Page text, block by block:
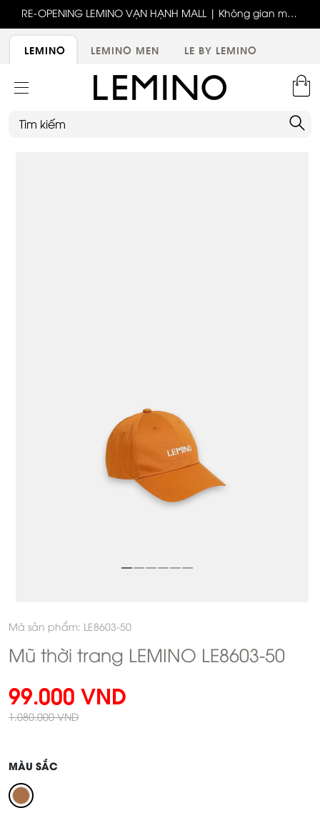
RE-OPENING LEMINO VẠN HẠNH MALL | Không gian mới,
trải nghiệm mới, ưu đãi tri ân đặc biệt
LEMINO
LEMINO MEN LE BY LEMINO
Mã sản phẩm: LE8603-50
Mũ thời trang LEMINO LE8603-50
99.000 VND
1.080.000 VND
MÀU SẮC